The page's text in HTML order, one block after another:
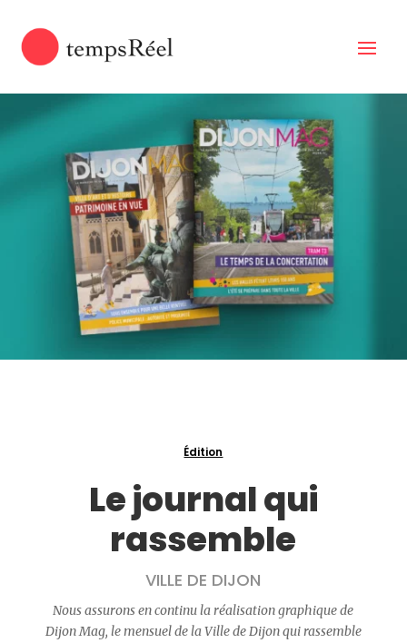
Édition
Le journal qui
rassemble
VILLE DE DIJON
Nous assurons en continu la réalisation graphique de
Dijon Mag, le mensuel de la Ville de Dijon qui rassemble